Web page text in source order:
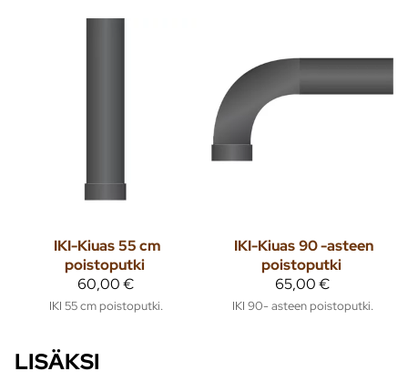
IKI-Kiuas 55 cm
poistoputki
60,00 €
IKI 55 cm poistoputki.
IKI-Kiuas 90 -asteen
poistoputki
65,00 €
IKI 90- asteen poistoputki.
LISÄKSI